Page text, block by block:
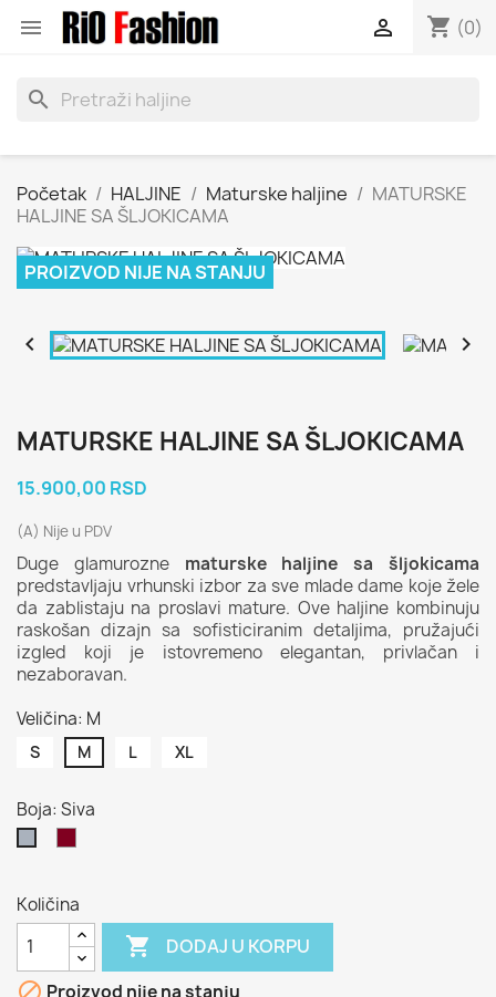
 shopping_cart (0)

search
Početak HALJINE Maturske haljine
MATURSKE
HALJINE SA ŠLJOKICAMA
PROIZVOD NIJE NA STANJU
 
MATURSKE HALJINE SA ŠLJOKICAMA
15.900,00 RSD
(A) Nije u PDV
Duge glamurozne maturske haljine sa šljokicama
predstavljaju vrhunski izbor za sve mlade dame koje žele
da zablistaju na proslavi mature. Ove haljine kombinuju
raskošan dizajn sa sofisticiranim detaljima, pružajući
izgled koji je istovremeno elegantan, privlačan i
nezaboravan.
Veličina: M
S M L XL
Boja: Siva
Količina
 DODAJ U KORPU
 Proizvod nije na stanju